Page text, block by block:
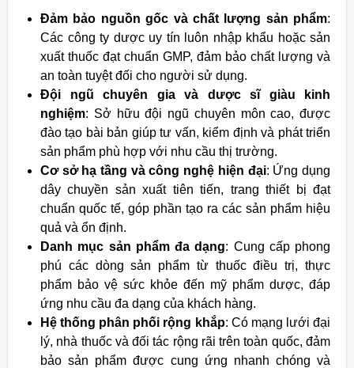
Đảm bảo nguồn gốc và chất lượng sản phẩm:
Các công ty dược uy tín luôn nhập khẩu hoặc sản
xuất thuốc đạt chuẩn GMP, đảm bảo chất lượng và
an toàn tuyệt đối cho người sử dụng.
Đội ngũ chuyên gia và dược sĩ giàu kinh
nghiệm: Sở hữu đội ngũ chuyên môn cao, được
đào tạo bài bản giúp tư vấn, kiểm định và phát triển
sản phẩm phù hợp với nhu cầu thị trường.
Cơ sở hạ tầng và công nghệ hiện đại: Ứng dụng
dây chuyền sản xuất tiên tiến, trang thiết bị đạt
chuẩn quốc tế, góp phần tạo ra các sản phẩm hiệu
quả và ổn định.
Danh mục sản phẩm đa dạng: Cung cấp phong
phú các dòng sản phẩm từ thuốc điều trị, thực
phẩm bảo vệ sức khỏe đến mỹ phẩm dược, đáp
ứng nhu cầu đa dạng của khách hàng.
Hệ thống phân phối rộng khắp: Có mạng lưới đại
lý, nhà thuốc và đối tác rộng rãi trên toàn quốc, đảm
bảo sản phẩm được cung ứng nhanh chóng và